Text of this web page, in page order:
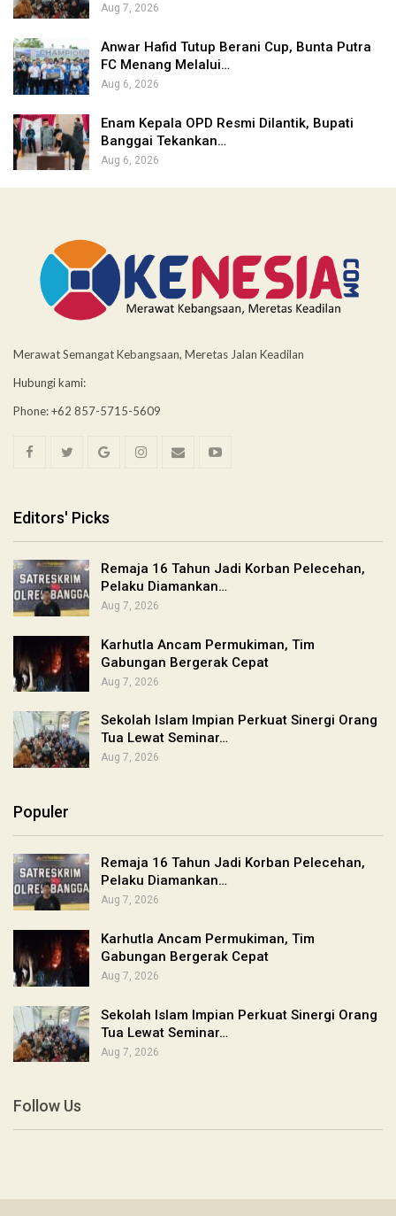
Aug 7, 2026
Anwar Hafid Tutup Berani Cup, Bunta Putra
FC Menang Melalui…
Aug 6, 2026
Enam Kepala OPD Resmi Dilantik, Bupati
Banggai Tekankan…
Aug 6, 2026
Merawat Semangat Kebangsaan, Meretas Jalan Keadilan
Hubungi kami:
Phone: +62 857-5715-5609
Editors' Picks
Remaja 16 Tahun Jadi Korban Pelecehan,
Pelaku Diamankan…
Aug 7, 2026
Karhutla Ancam Permukiman, Tim
Gabungan Bergerak Cepat
Aug 7, 2026
Sekolah Islam Impian Perkuat Sinergi Orang
Tua Lewat Seminar…
Aug 7, 2026
Populer
Remaja 16 Tahun Jadi Korban Pelecehan,
Pelaku Diamankan…
Aug 7, 2026
Karhutla Ancam Permukiman, Tim
Gabungan Bergerak Cepat
Aug 7, 2026
Sekolah Islam Impian Perkuat Sinergi Orang
Tua Lewat Seminar…
Aug 7, 2026
Follow Us